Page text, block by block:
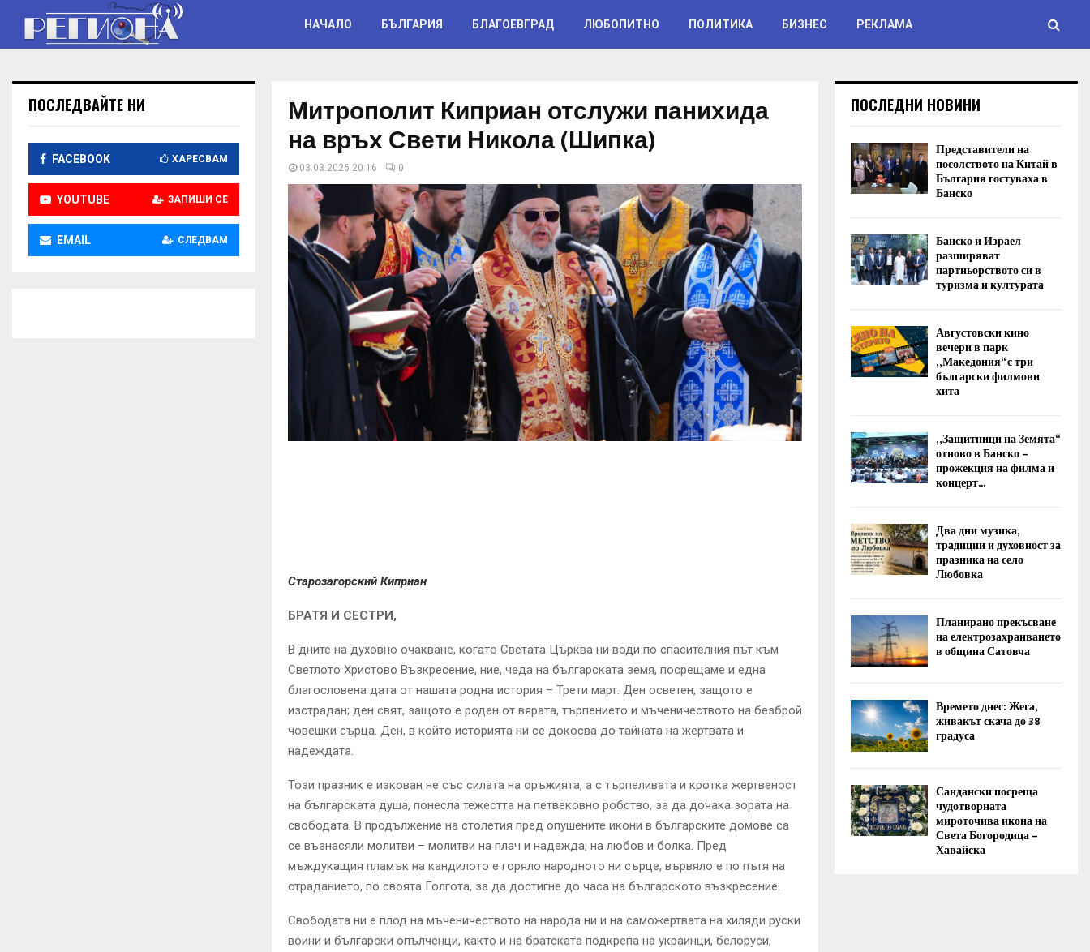
НАЧАЛО БЪЛГАРИЯ БЛАГОЕВГРАД ЛЮБОПИТНО ПОЛИТИКА БИЗНЕС РЕКЛАМА
Митрополит Киприан отслужи панихида
на връх Свети Никола (Шипка)
03.03.2026 20:16 0
Старозагорский Киприан
БРАТЯ И СЕСТРИ,
В дните на духовно очакване, когато Светата Църква ни води по спасителния път към
Светлото Христово Възкресение, ние, чеда на българската земя, посрещаме и една
благословена дата от нашата родна история – Трети март. Ден осветен, защото е
изстрадан; ден свят, защото е роден от вярата, търпението и мъченичеството на безброй
човешки сърца. Ден, в който историята ни се докосва до тайната на жертвата и
надеждата.
Този празник е изкован не със силата на оръжията, а с търпеливата и кротка жертвеност
на българската душа, понесла тежестта на петвековно робство, за да дочака зората на
свободата. В продължение на столетия пред опушените икони в българските домове са
се възнасяли молитви – молитви на плач и надежда, на любов и болка. Пред
мъждукащия пламък на кандилото е горяло народното ни сърце, вървяло е по пътя на
страданието, по своята Голгота, за да достигне до часа на българското възкресение.
Свободата ни е плод на мъченичеството на народа ни и на саможертвата на хиляди руски
воини и български опълченци, както и на братската подкрепа на украинци, белоруси,
ПОСЛЕДВАЙТЕ НИ
FACEBOOK ХАРЕСВАМ
YOUTUBE ЗАПИШИ СЕ
EMAIL СЛЕДВАМ
ПОСЛЕДНИ НОВИНИ
Представители на
посолството на Китай в
България гостуваха в
Банско
Банско и Израел
разширяват
партньорството си в
туризма и културата
Августовски кино
вечери в парк
„Македония“ с три
български филмови
хита
„Защитници на Земята“
отново в Банско –
прожекция на филма и
концерт...
Два дни музика,
традиции и духовност за
празника на село
Любовка
Планирано прекъсване
на електрозахранването
в община Сатовча
Времето днес: Жега,
живакът скача до 38
градуса
Сандански посреща
чудотворната
мироточива икона на
Света Богородица –
Хавайска